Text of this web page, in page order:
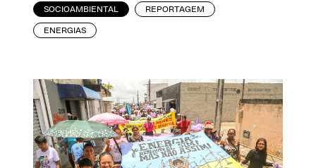
SOCIOAMBIENTAL REPORTAGEM
ENERGIAS